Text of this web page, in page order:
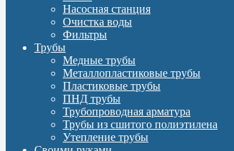
Насосная станция
Очистка воды
Фильтры
Трубы
Медные трубы
Металлопластиковые трубы
Пластиковые трубы
ПНД трубы
Трубопроводная арматура
Трубы из сшитого полиэтилена
Утепление трубы